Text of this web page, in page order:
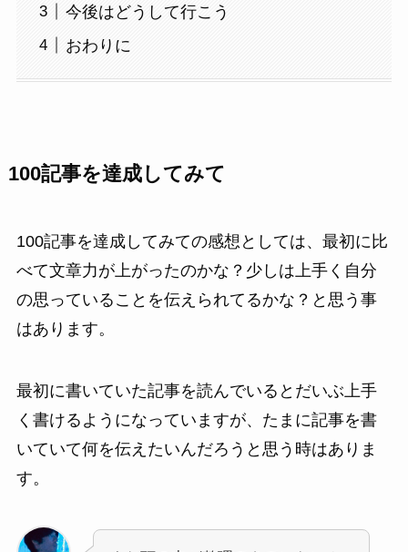
今後はどうして行こう
おわりに
100記事を達成してみて
100記事を達成してみての感想としては、最初に比
べて文章力が上がったのかな？少しは上手く自分
の思っていることを伝えられてるかな？と思う事
はあります。
最初に書いていた記事を読んでいるとだいぶ上手
く書けるようになっていますが、たまに記事を書
いていて何を伝えたいんだろうと思う時はありま
す。